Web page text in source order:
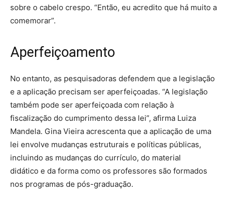
sobre o cabelo crespo. “Então, eu acredito que há muito a
comemorar”.
Aperfeiçoamento
No entanto, as pesquisadoras defendem que a legislação
e a aplicação precisam ser aperfeiçoadas. “A legislação
também pode ser aperfeiçoada com relação à
fiscalização do cumprimento dessa lei”, afirma Luiza
Mandela. Gina Vieira acrescenta que a aplicação de uma
lei envolve mudanças estruturais e políticas públicas,
incluindo as mudanças do currículo, do material
didático e da forma como os professores são formados
nos programas de pós-graduação.